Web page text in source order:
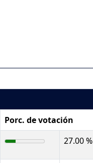
Porc. de votación
27.00 %